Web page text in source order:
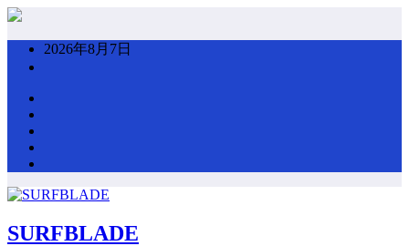
コ
プ
2026年8月7日
SURFBLADE